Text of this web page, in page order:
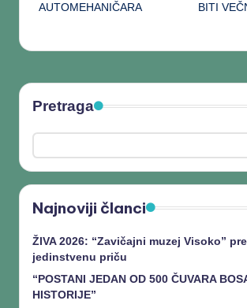
AUTOMEHANIČARA
BITI
Pretraga
Najnoviji članci
ŽIVA 2026: “Zavičajni muzej Visoko”
jedinstvenu priču
“POSTANI JEDAN OD 500 ČUVARA
HISTORIJE”